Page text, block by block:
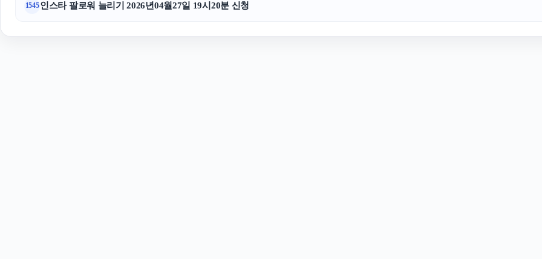
1545인스타 팔로워 늘리기 2026년04월27일 19시20분 신청